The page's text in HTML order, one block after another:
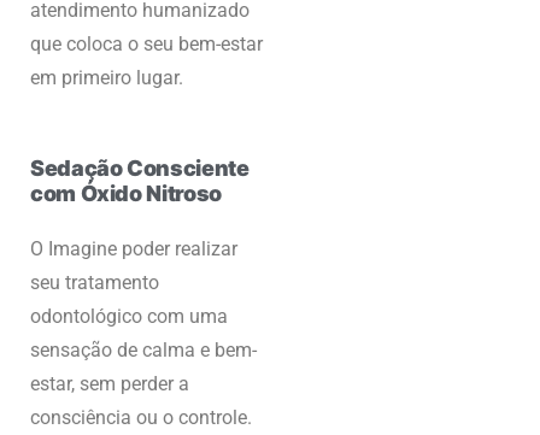
atendimento humanizado
que coloca o seu bem-estar
em primeiro lugar.
Sedação Consciente
com Óxido Nitroso
O Imagine poder realizar
seu tratamento
odontológico com uma
sensação de calma e bem-
estar, sem perder a
consciência ou o controle.